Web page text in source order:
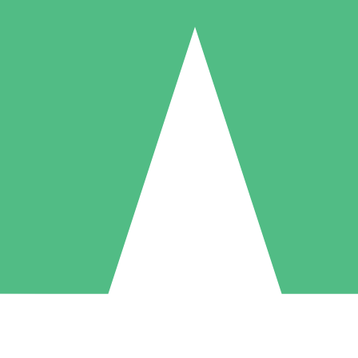
Individuele Creditpakketten
per gebruik met downloadtegoeden. Geen maandelijkse verplichting
5 Downloaden
US$